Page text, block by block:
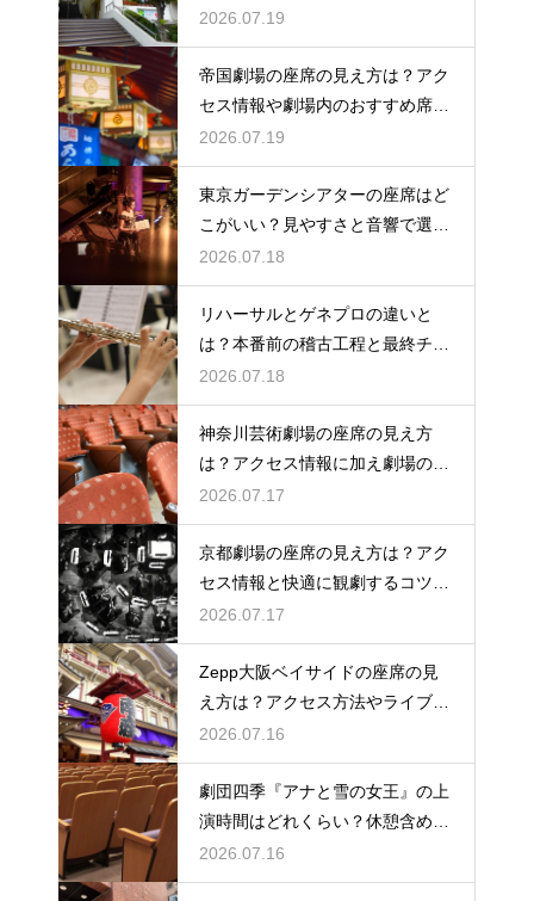
越える姿に感動
2026.07.19
帝国劇場の座席の見え方は？アク
セス情報や劇場内のおすすめ席を
徹底ガイド
2026.07.19
東京ガーデンシアターの座席はど
こがいい？見やすさと音響で選ぶ
おすすめのポジション
2026.07.18
リハーサルとゲネプロの違いと
は？本番前の稽古工程と最終チェ
ックの意味を解説
2026.07.18
神奈川芸術劇場の座席の見え方
は？アクセス情報に加え劇場の魅
力を徹底解説
2026.07.17
京都劇場の座席の見え方は？アク
セス情報と快適に観劇するコツを
事前にチェック
2026.07.17
Zepp大阪ベイサイドの座席の見
え方は？アクセス方法やライブを
楽しむポイントを紹介
2026.07.16
劇団四季『アナと雪の女王』の上
演時間はどれくらい？休憩含めた
公演の長さを解説
2026.07.16